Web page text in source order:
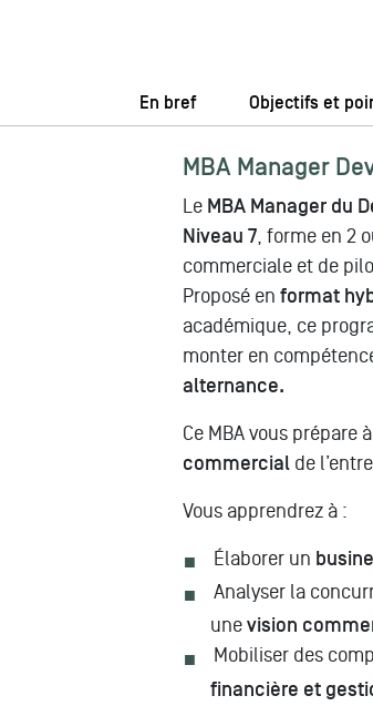
En bref Objectifs et
MBA Manager
Le MBA Manager du
Niveau 7, forme en 2
commerciale et de
Proposé en format
académique, ce
monter en
alternance.
Ce MBA vous prépare
commercialde
Vous apprendrez à :
Élaborer un
Analyser la
une vision
Mobiliser des
financière et